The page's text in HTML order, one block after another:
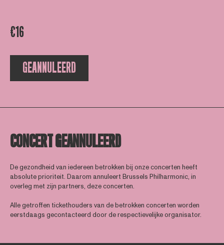
€16
GEANNULEERD
CONCERT GEANNULEERD
De gezondheid van iedereen betrokken bij onze concerten heeft
absolute prioriteit. Daarom annuleert Brussels Philharmonic, in
overleg met zijn partners, deze concerten.
Alle getroffen tickethouders van de betrokken concerten worden
eerstdaags gecontacteerd door de respectievelijke organisator.